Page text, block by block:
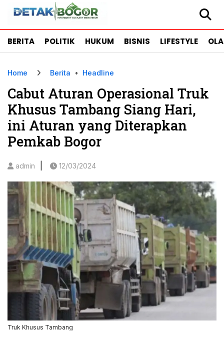
BERITA POLITIK HUKUM BISNIS LIFESTYLE
Home Berita • Headline
Cabut Aturan Operasional Truk
Khusus Tambang Siang Hari,
ini Aturan yang Diterapkan
Pemkab Bogor
admin 12/03/2024
Truk Khusus Tambang